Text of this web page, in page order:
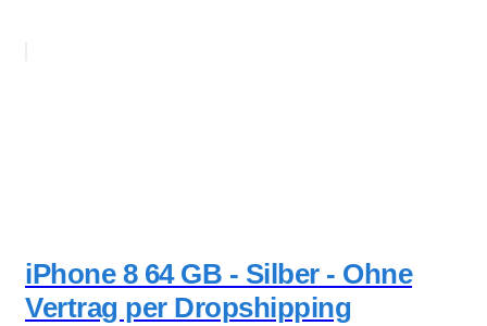
iPhone 8 64 GB - Silber - Ohne
Vertrag per Dropshipping